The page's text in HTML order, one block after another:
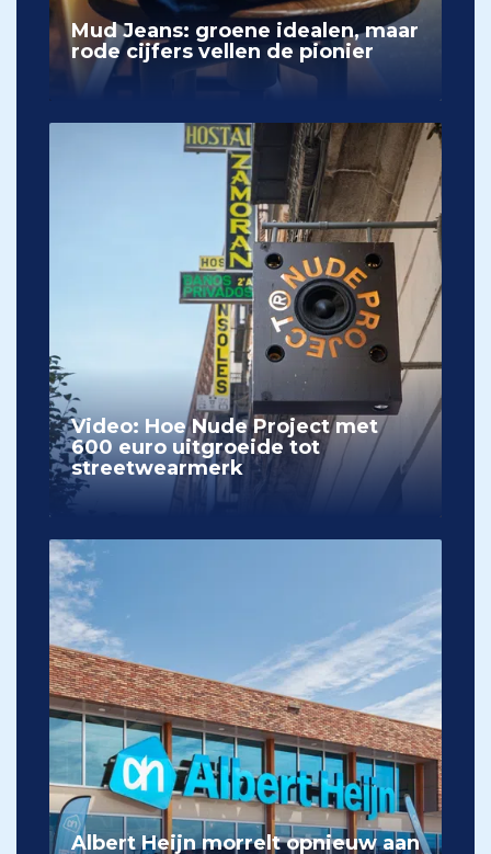
Mud Jeans: groene idealen, maar
rode cijfers vellen de pionier
Video: Hoe Nude Project met
600 euro uitgroeide tot
streetwearmerk
Albert Heijn morrelt opnieuw aan